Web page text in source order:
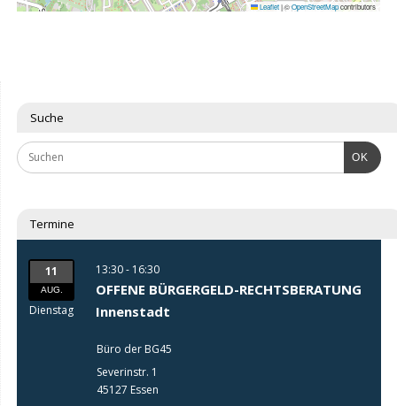
Leaflet|©OpenStreetMapcontributors
Suche
OK
Termine
11
AUG.
Dienstag
13:30 - 16:30
OFFENE BÜRGERGELD-RECHTSBERATUNG
Innenstadt
Büro der BG45
Severinstr. 1
45127 Essen